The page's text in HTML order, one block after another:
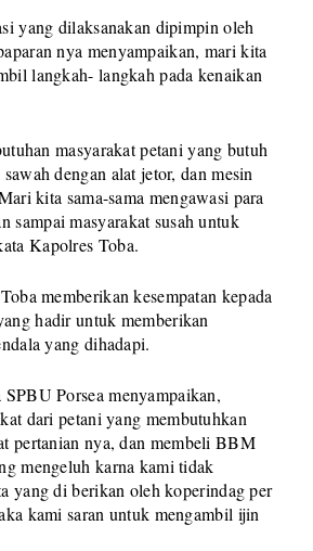
yang dilaksanakan dipimpin oleh
nya menyampaikan, mari kita
langkah- langkah pada kenaikan
masyarakat petani yang butuh
dengan alat jetor, dan mesin
kita sama-sama mengawasi para
sampai masyarakat susah untuk
Kapolres Toba.
memberikan kesempatan kepada
hadir untuk memberikan
yang dihadapi.
Porsea menyampaikan,
dari petani yang membutuhkan
pertanian nya, dan membeli BBM
mengeluh karna kami tidak
yang di berikan oleh koperindag per
kami saran untuk mengambil ijin